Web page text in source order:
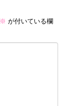
※ が付いている欄